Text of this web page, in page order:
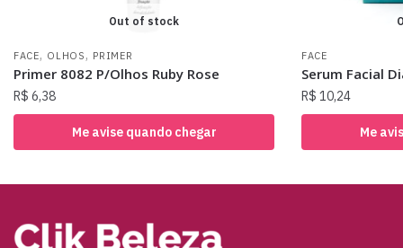
Out of stock
FACE, OLHOS , PRIMER
Primer 8082 P/Olhos Ruby Rose
R$ 6,38
Me avise quando chegar
FACE
Serum Facial
R$ 10,24
Me